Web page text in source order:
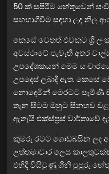
50 ක් සපිරීම හේතුවෙන්
සහභාගීවීම සඳහා ලද නිල
කෙසේ වෙතත් එවකට ශ්‍රී
අවස්ථාවේ පැවැති අතර
උපදේශකයන් මෙම
උපදෙස් ලබාදී ඇත. කෙසේ
නොදෙමින් මෙරටට පැමිණි
තැන සිටම ඔහුට සිනහව
ඇතැයි එක්ස්ප්‍රස් වාර්තාවේ
කුමරු රටට ගොඩබසින ලද
උත්තමාචාර ලෙස
එහිදී විසිවුණු ගිනි පුපුරු